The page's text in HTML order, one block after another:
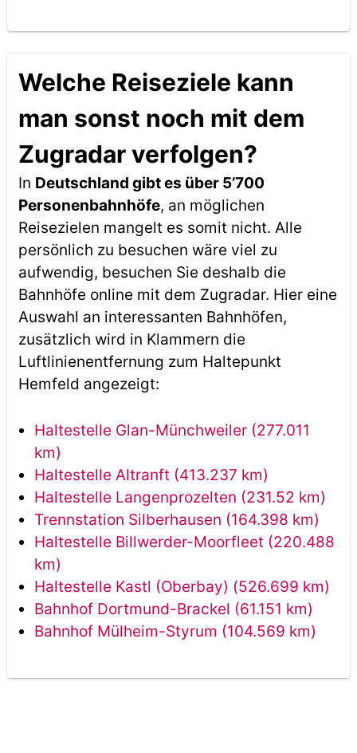
Welche Reiseziele kann
man sonst noch mit dem
Zugradar verfolgen?
In Deutschland gibt es über 5’700
Personenbahnhöfe, an möglichen
Reisezielen mangelt es somit nicht. Alle
persönlich zu besuchen wäre viel zu
aufwendig, besuchen Sie deshalb die
Bahnhöfe online mit dem Zugradar. Hier eine
Auswahl an interessanten Bahnhöfen,
zusätzlich wird in Klammern die
Luftlinienentfernung zum Haltepunkt
Hemfeld angezeigt:
Haltestelle Glan-Münchweiler (277.011
km)
Haltestelle Altranft (413.237 km)
Haltestelle Langenprozelten (231.52 km)
Trennstation Silberhausen (164.398 km)
Haltestelle Billwerder-Moorfleet (220.488
km)
Haltestelle Kastl (Oberbay) (526.699 km)
Bahnhof Dortmund-Brackel (61.151 km)
Bahnhof Mülheim-Styrum (104.569 km)